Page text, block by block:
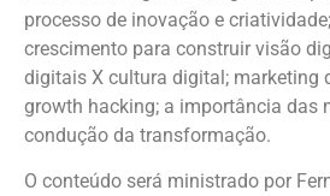
processo de inovação e
crescimento para construir visão
digitais X cultura digital; marketing
growth hacking; a importância das
condução da transformação.
O conteúdo será ministrado por